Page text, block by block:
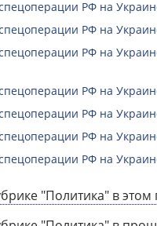
РФ на
РФ на
РФ на
РФ на
РФ на
РФ на
РФ на
"Политика" в этом